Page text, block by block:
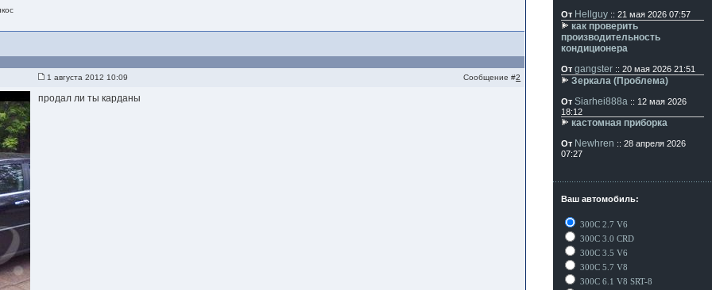
1 августа 2012 10:09 Сообщение #2
продал ли ты карданы
От Hellguy :: 21 мая 2026 07:57
как проверить
производительность
кондиционера
От gangster :: 20 мая 2026 21:51
Зеркала (Проблема)
От Siarhei888a :: 12 мая 2026
18:12
кастомная приборка
От Newhren :: 28 апреля 2026
07:27
Ваш автомобиль:
300C 2.7 V6
300C 3.0 CRD
300C 3.5 V6
300C 5.7 V8
300C 6.1 V8 SRT-8